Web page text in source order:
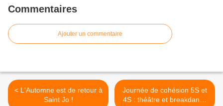
Commentaires
Ajouter un commentaire
< L'Automne est de retour à
Saint Jo !
Journée de cohésion 5S et
4S : théâtre et breakdance